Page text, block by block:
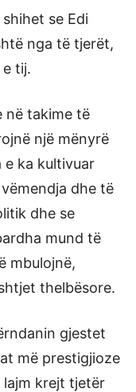
se Edi
nga të tjerët,
tij.
në takime të
një mënyrë
e ka kultivuar
dhe të
dhe se
mund të
mbulojnë,
thelbësore.
gjestet
më prestigjioze
krejt tjetër